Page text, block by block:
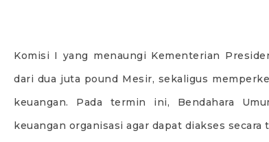
Komisi I yang menaungi Kementerian
dari dua juta pound Mesir, sekaligus
keuangan. Pada termin ini, Bendahara
keuangan organisasi agar dapat diakses